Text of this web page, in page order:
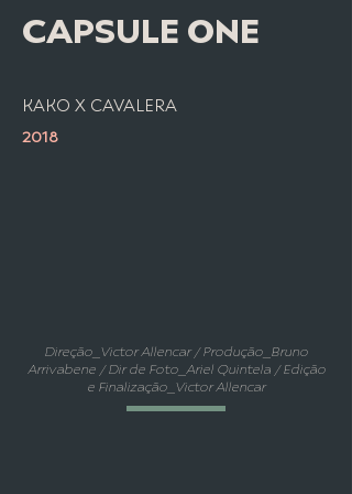
CAPSULE ONE
KAKO X CAVALERA
2018
Direção_Victor Allencar / Produção_Bruno
Arrivabene / Dir de Foto_Ariel Quintela / Edição
e Finalização_Victor Allencar